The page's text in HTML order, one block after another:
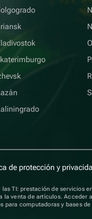
de protección y
TI: prestación de servicios
la venta de artículos. Acceder
para computadoras y bases de